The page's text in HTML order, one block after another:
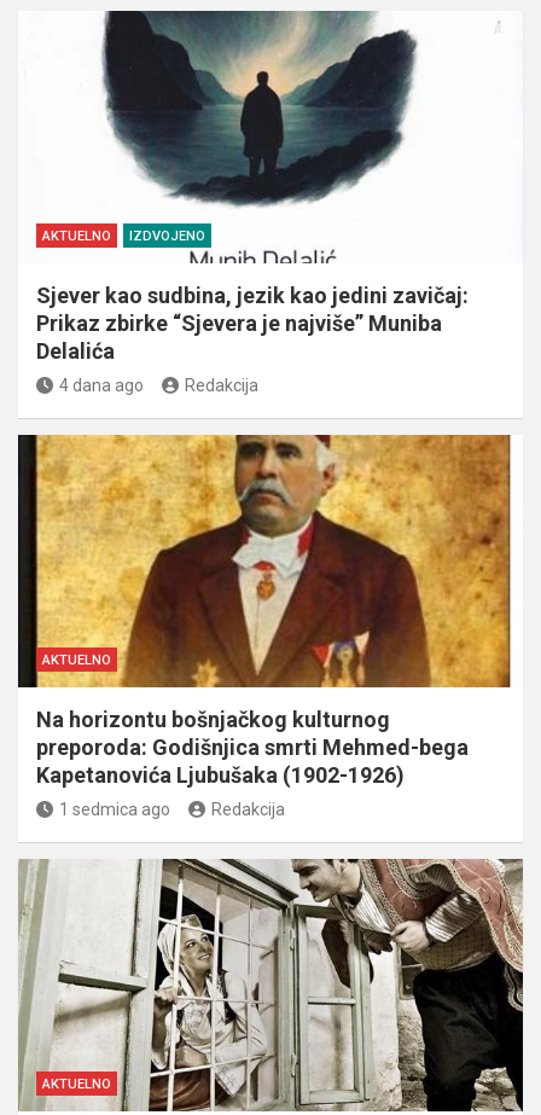
AKTUELNO IZDVOJENO
Sjever kao sudbina, jezik kao jedini zavičaj:
Prikaz zbirke “Sjevera je najviše” Muniba
Delalića
4 dana ago Redakcija
AKTUELNO
Na horizontu bošnjačkog kulturnog
preporoda: Godišnjica smrti Mehmed-bega
Kapetanovića Ljubušaka (1902-1926)
1 sedmica ago Redakcija
AKTUELNO